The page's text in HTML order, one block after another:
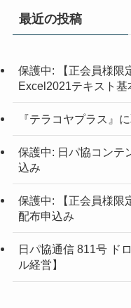
最近の投稿
保護中: 【正会員様限
Excel2021テキスト基
『テラコヤプラス』
保護中: 日パ協コンテ
込み
保護中: 【正会員様限
配布申込み
日パ協通信 811号 ド
ル経営】